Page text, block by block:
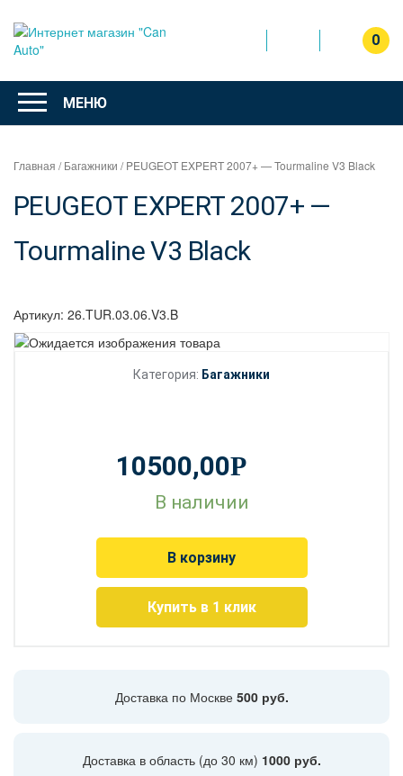
содержимому
Интернет
магазин
"Can Auto"
0
МЕНЮ
Главная /Багажники / PEUGEOT EXPERT 2007+ — Tourmaline V3 Black
PEUGEOT EXPERT 2007+ —
Tourmaline V3 Black
Артикул: 26.TUR.03.06.V3.B
Категория: Багажники
10500,00Р
В наличии
В корзину
Купить в 1 клик
Доставка по Москве 500 руб.
Доставка в область (до 30 км) 1000 руб.